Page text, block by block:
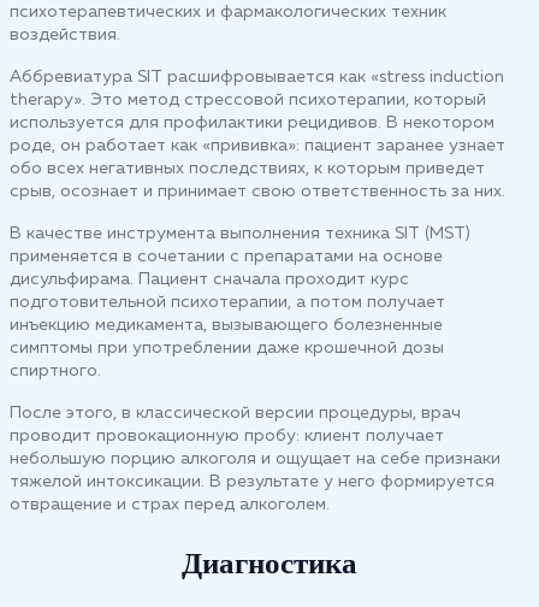
психотерапевтических и фармакологических техник
воздействия.
Аббревиатура SIT расшифровывается как «stress induction
therapy». Это метод стрессовой психотерапии, который
используется для профилактики рецидивов. В некотором
роде, он работает как «прививка»: пациент заранее узнает
обо всех негативных последствиях, к которым приведет
срыв, осознает и принимает свою ответственность за них.
В качестве инструмента выполнения техника SIT (MST)
применяется в сочетании с препаратами на основе
дисульфирама. Пациент сначала проходит курс
подготовительной психотерапии, а потом получает
инъекцию медикамента, вызывающего болезненные
симптомы при употреблении даже крошечной дозы
спиртного.
После этого, в классической версии процедуры, врач
проводит провокационную пробу: клиент получает
небольшую порцию алкоголя и ощущает на себе признаки
тяжелой интоксикации. В результате у него формируется
отвращение и страх перед алкоголем.
Диагностика